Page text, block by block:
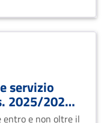
servizio
2025/2026
entro e non oltre il